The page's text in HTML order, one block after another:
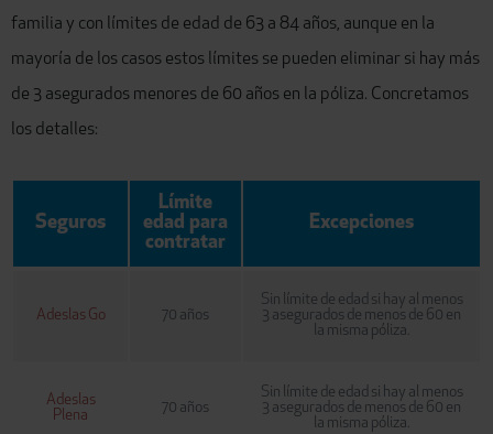
familia y con límites de edad de 63 a 84 años, aunque en la
mayoría de los casos estos límites se pueden eliminar si hay más
de 3 asegurados menores de 60 años en la póliza. Concretamos
los detalles:
Seguros
Límite
edad para
contratar
Excepciones
Adeslas Go 70 años
Sin límite de edad si hay al menos
3 asegurados de menos de 60 en
la misma póliza.
Adeslas
Plena
70 años
Sin límite de edad si hay al menos
3 asegurados de menos de 60 en
la misma póliza.